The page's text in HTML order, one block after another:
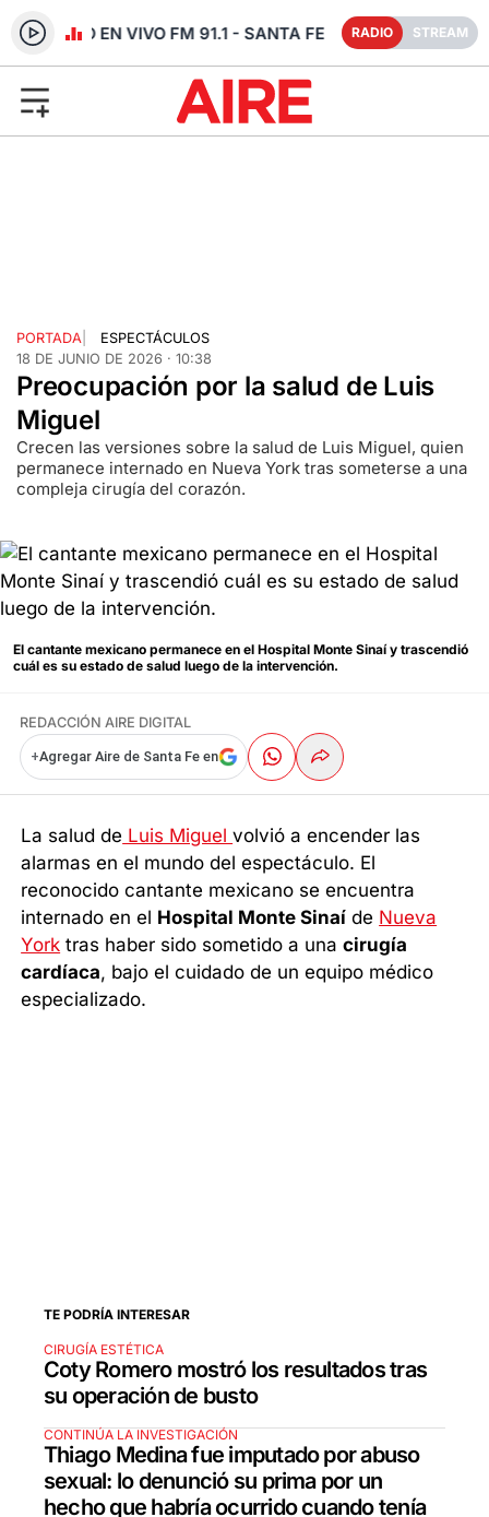
RADIO EN VIVO FM 91.1 - SANTA FE RADIO STREAM
PORTADA
ESPECTÁCULOS
18 DE JUNIO DE 2026 · 10:38
Preocupación por la salud de Luis
Miguel
Crecen las versiones sobre la salud de Luis Miguel, quien
permanece internado en Nueva York tras someterse a una
compleja cirugía del corazón.
El cantante mexicano permanece en el Hospital Monte Sinaí y trascendió
cuál es su estado de salud luego de la intervención.
REDACCIÓN AIRE DIGITAL
+Agregar Aire de Santa Fe en
La salud de Luis Miguelvolvió a encender las
alarmas en el mundo del espectáculo. El
reconocido cantante mexicano se encuentra
internado en el Hospital Monte Sinaí de Nueva
York tras haber sido sometido a unacirugía
cardíaca, bajo el cuidado de un equipo médico
especializado.
TE PODRÍA INTERESAR
CIRUGÍA ESTÉTICA
Coty Romero mostró los resultados tras
su operación de busto
CONTINÚA LA INVESTIGACIÓN
Thiago Medina fue imputado por abuso
sexual: lo denunció su prima por un
hecho que habría ocurrido cuando tenía